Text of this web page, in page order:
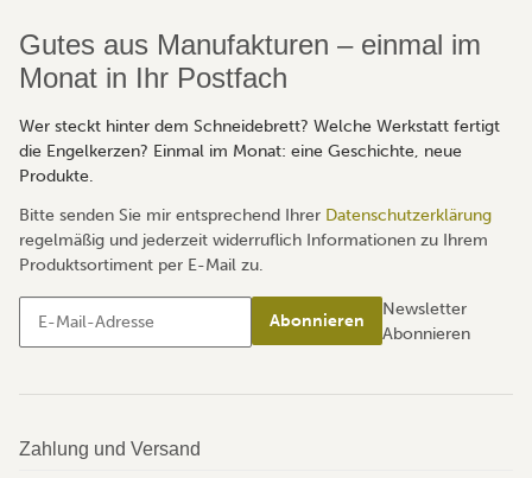
Gutes aus Manufakturen – einmal im
Monat in Ihr Postfach
Wer steckt hinter dem Schneidebrett? Welche Werkstatt fertigt
die Engelkerzen? Einmal im Monat: eine Geschichte, neue
Produkte.
Bitte senden Sie mir entsprechend Ihrer Datenschutzerklärung
regelmäßig und jederzeit widerruflich Informationen zu Ihrem
Produktsortiment per E-Mail zu.
Abonnieren
Newsletter
Abonnieren
Zahlung und Versand